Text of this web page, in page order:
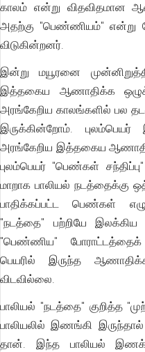
காலம் என்று விதவிதமான
அதற்கு "பெண்ணியம்" என்று
விடுகின்றனர்.
இன்று மயூரனை
இத்தகைய ஆணாதிக்க
அரங்கேறிய காலங்களில் பல
இருக்கின்றோம்.
அரங்கேறிய இத்தகைய
புலம்பெயர் "பெண்கள்
மாறாக பாலியல் நடத்தைக்கு
பாதிக்கப்பட்ட பெண்கள்
"நடத்தை" பற்றியே இலக்கிய
"பெண்ணிய" போராட்டத்தைக்
பெயரில் இருந்த
விடவில்லை.
பாலியல் "நடத்தை" குறித்த
பாலியலில் இணங்கி
தான். இந்த பாலியல்